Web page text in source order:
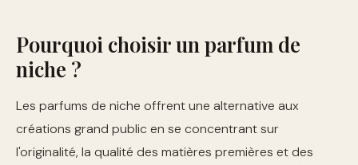
Pourquoi choisir un parfum de
niche ?
Les parfums de niche offrent une alternative aux
créations grand public en se concentrant sur
l'originalité, la qualité des matières premières et des